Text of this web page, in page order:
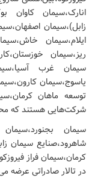
انارک،سیمان کاوان
زابل)،سیمان
ایلام،سیمان
ریز،سیمان
سیمان غرب
یاسوج،سیمان
توسعه ماهان
شرکت‌هایی هستند که
سیمان
شاهرود،صنایع سیمان
کرمان،سیمان فراز
در تالار صادراتی عرضه